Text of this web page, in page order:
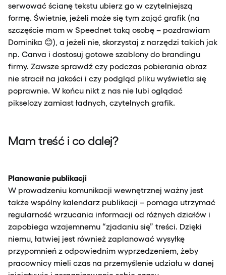
serwować ścianę tekstu ubierz go w czytelniejszą
formę. Świetnie, jeżeli może się tym zająć grafik (na
szczęście mam w Speednet taką osobę – pozdrawiam
Dominika 😊), a jeżeli nie, skorzystaj z narzędzi takich jak
np. Canva i dostosuj gotowe szablony do brandingu
firmy. Zawsze sprawdź czy podczas pobierania obraz
nie stracił na jakości i czy podgląd pliku wyświetla się
poprawnie. W końcu nikt z nas nie lubi oglądać
pikselozy zamiast ładnych, czytelnych grafik.
Mam treść i co dalej?
Planowanie publikacji
W prowadzeniu komunikacji wewnętrznej ważny jest
także wspólny kalendarz publikacji – pomaga utrzymać
regularność wrzucania informacji od różnych działów i
zapobiega wzajemnemu “zjadaniu się” treści. Dzięki
niemu, łatwiej jest również zaplanować wysyłkę
przypomnień z odpowiednim wyprzedzeniem, żeby
pracownicy mieli czas na przemyślenie udziału w danej